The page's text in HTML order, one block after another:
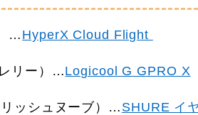
…HyperX Cloud Flight
リー）…Logicool G GPRO X
ッシュヌーブ）… SHURE イ